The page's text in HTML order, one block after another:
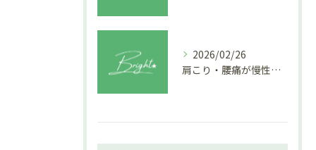
2026/02/26
肩こり・腰痛が慢性化し、どこに行っても満足できていない人